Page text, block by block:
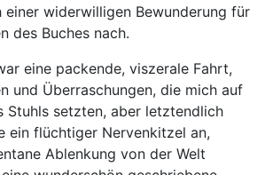
einer widerwilligen Bewunderung für
des Buches nach.
eine packende, viszerale Fahrt,
und Überraschungen, die mich auf
Stuhls setzten, aber letztendlich
ein flüchtiger Nervenkitzel an,
Ablenkung von der Welt